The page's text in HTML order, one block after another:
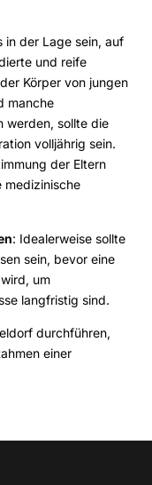
in der Lage sein, auf
und reife
Körper von jungen
manche
werden, sollte die
volljährig sein.
der Eltern
medizinische
: Idealerweise sollte
sein, bevor eine
um
langfristig sind.
durchführen,
einer